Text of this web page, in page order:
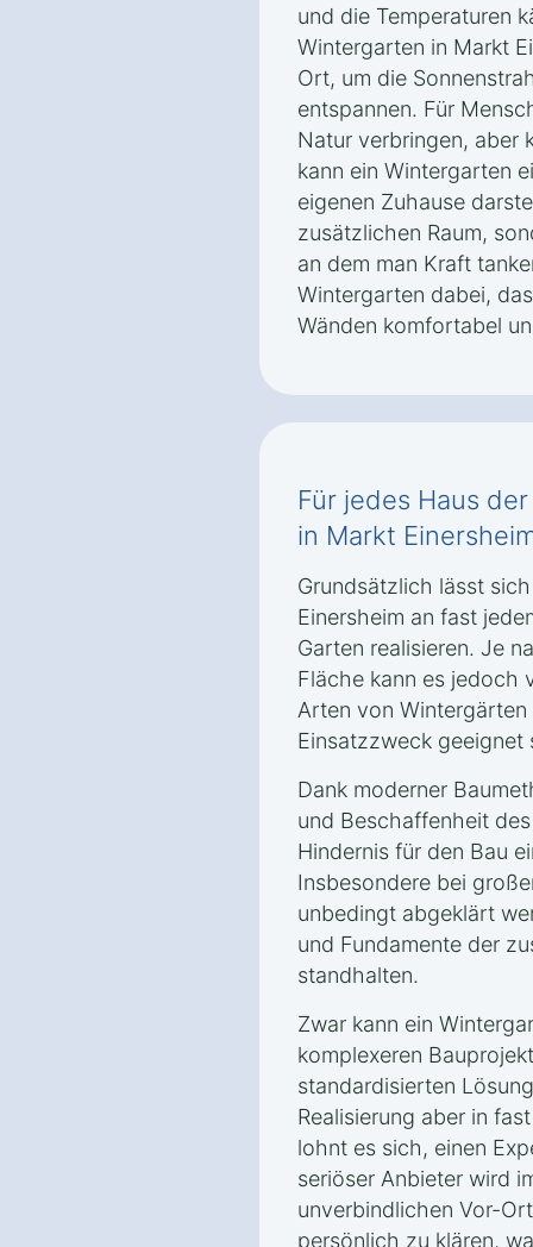
und die Temperaturen
Wintergarten in Markt
Ort, um die
entspannen. Für
Natur verbringen, aber
kann ein Wintergarten
eigenen Zuhause
zusätzlichen Raum,
an dem man Kraft
Wintergarten dabei,
Wänden komfortabel
Für jedes Haus
in Markt
Grundsätzlich lässt
Einersheim an fast
Garten realisieren. Je
Fläche kann es jedoch
Arten von
Einsatzzweck geeignet
Dank moderner
und Beschaffenheit
Hindernis für den Bau
Insbesondere bei
unbedingt abgeklärt
und Fundamente der
standhalten.
Zwar kann ein
komplexeren
standardisierten
Realisierung aber in
lohnt es sich, einen
seriöser Anbieter wird
unverbindlichen Vor-
persönlich zu klären,